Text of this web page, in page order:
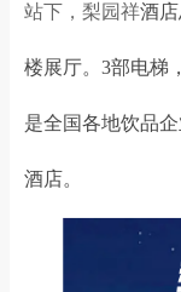
站下，梨园祥酒
楼展厅。3部电梯
是全国各地饮品
酒店。